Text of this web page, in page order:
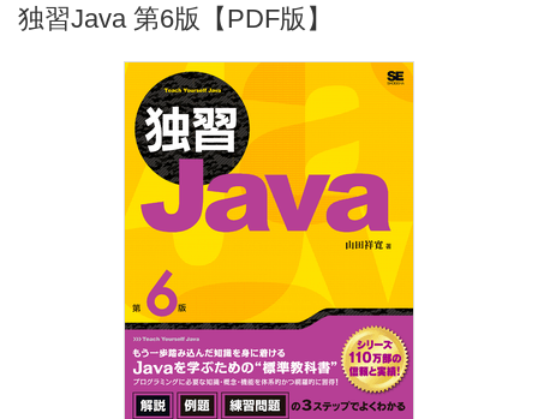
独習Java 第6版【PDF版】